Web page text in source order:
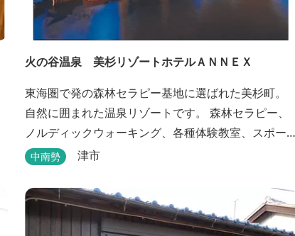
火の谷温泉 美杉リゾートホテルＡＮＮＥＸ
東海圏で発の森林セラピー基地に選ばれた美杉町。
自然に囲まれた温泉リゾートです。 森林セラピー、
ノルディックウォーキング、各種体験教室、スポー
ツ、グルメ、湯遊び、自然探検思いのまま。思いき
和洋バイキングに豪華会席料理。バイキングでは、
毎日餅つき、夏は流しそうめん等のイベントも開催
中南勢 津市